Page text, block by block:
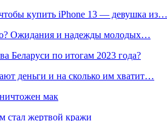
чтобы купить iPhone 13 — девушка из…
Ожидания и надежды молодых…
Беларуси по итогам 2023 года?
деньги и на сколько им хватит…
мак
стал жертвой кражи